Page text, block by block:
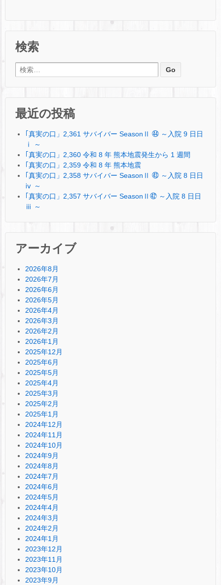
検索
検索:
最近の投稿
｢真実の口」2,361 サバイバー SeasonⅡ ㊹ ～入院 9 日日
ⅰ ～
｢真実の口」2,360 令和 8 年 熊本地震発生から 1 週間
｢真実の口」2,359 令和 8 年 熊本地震
｢真実の口」2,358 サバイバー SeasonⅡ ㊸ ～入院 8 日日
ⅳ ～
｢真実の口」2,357 サバイバー SeasonⅡ㊷ ～入院 8 日日
ⅲ ～
アーカイブ
2026年8月
2026年7月
2026年6月
2026年5月
2026年4月
2026年3月
2026年2月
2026年1月
2025年12月
2025年6月
2025年5月
2025年4月
2025年3月
2025年2月
2025年1月
2024年12月
2024年11月
2024年10月
2024年9月
2024年8月
2024年7月
2024年6月
2024年5月
2024年4月
2024年3月
2024年2月
2024年1月
2023年12月
2023年11月
2023年10月
2023年9月